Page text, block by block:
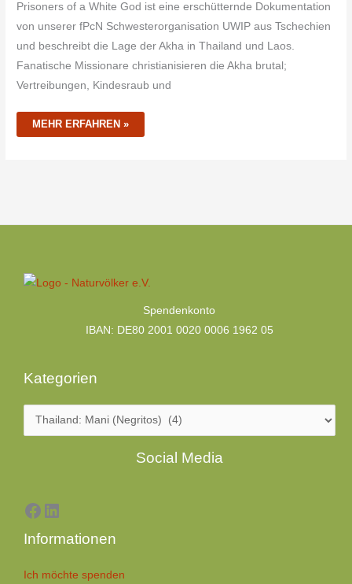
Prisoners of a White God ist eine erschütternde Dokumentation
von unserer fPcN Schwesterorganisation UWIP aus Tschechien
und beschreibt die Lage der Akha in Thailand und Laos.
Fanatische Missionare christianisieren die Akha brutal;
Vertreibungen, Kindesraub und
MEHR ERFAHREN »
Spendenkonto
IBAN: DE80 2001 0020 0006 1962 05
Kategorien
Social Media
Facebook
LinkedIn
Informationen
Ich möchte spenden